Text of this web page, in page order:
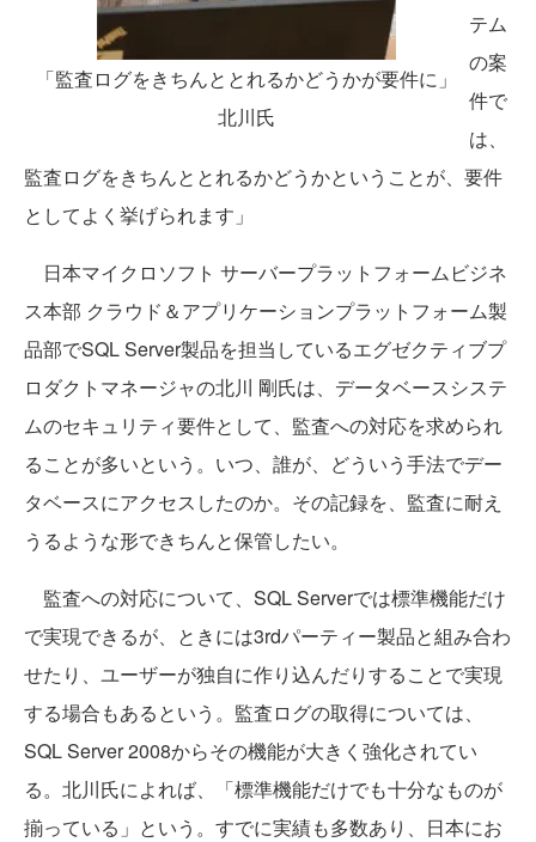
「監査ログをきちんととれるかどうかが要件に」
北川氏
テム
の案
件で
は、
監査ログをきちんととれるかどうかということが、要件
としてよく挙げられます」
日本マイクロソフト サーバープラットフォームビジネ
ス本部 クラウド＆アプリケーションプラットフォーム製
品部でSQL Server製品を担当しているエグゼクティブプ
ロダクトマネージャの北川 剛氏は、データベースシステ
ムのセキュリティ要件として、監査への対応を求められ
ることが多いという。いつ、誰が、どういう手法でデー
タベースにアクセスしたのか。その記録を、監査に耐え
うるような形できちんと保管したい。
監査への対応について、SQL Serverでは標準機能だけ
で実現できるが、ときには3rdパーティー製品と組み合わ
せたり、ユーザーが独自に作り込んだりすることで実現
する場合もあるという。監査ログの取得については、
SQL Server 2008からその機能が大きく強化されてい
る。北川氏によれば、「標準機能だけでも十分なものが
揃っている」という。すでに実績も多数あり、日本にお